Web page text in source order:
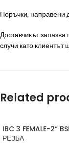
Поръчки, направени
Доставчикът
случи като
Related
IBC 3 FEMALE-2“
РЕЗБА